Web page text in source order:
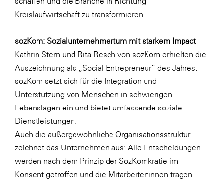
Kreislaufwirtschaft zu transformieren.
sozKom: Sozialunternehmertum mit starkem Impact
Kathrin Stern und Rita Resch von sozKom erhielten die
Auszeichnung als „Social Entrepreneur“ des Jahres.
sozKom setzt sich für die Integration und
Unterstützung von Menschen in schwierigen
Lebenslagen ein und bietet umfassende soziale
Dienstleistungen.
Auch die außergewöhnliche Organisationsstruktur
zeichnet das Unternehmen aus: Alle Entscheidungen
werden nach dem Prinzip der SozKomkratie im
Konsent getroffen und die Mitarbeiter:innen tragen